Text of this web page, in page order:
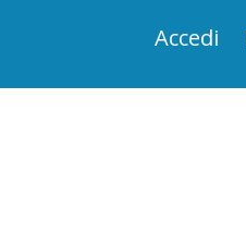
Accedi